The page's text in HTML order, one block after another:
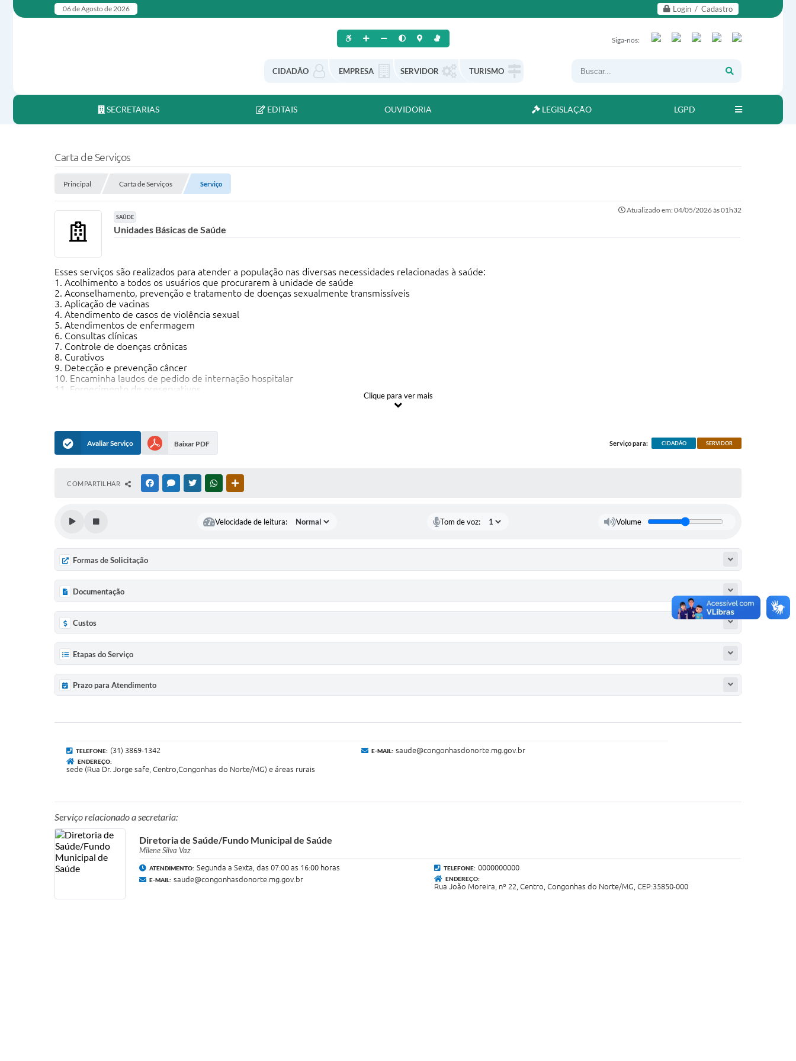
Login / Cadastro
06 de Agosto de 2026
CIDADÃO EMPRESA SERVIDOR TURISMO
Siga-nos:
SECRETARIAS EDITAIS OUVIDORIA LEGISLAÇÃO LGPD
Carta de Serviços
Principal Carta de Serviços Serviço
Atualizado em: 04/05/2026 às 01h32
SAÚDE
Unidades Básicas de Saúde
Esses serviços são realizados para atender a população nas diversas necessidades relacionadas à saúde:
1. Acolhimento a todos os usuários que procurarem à unidade de saúde
2. Aconselhamento, prevenção e tratamento de doenças sexualmente transmissíveis
3. Aplicação de vacinas
4. Atendimento de casos de violência sexual
5. Atendimentos de enfermagem
6. Consultas clínicas
7. Controle de doenças crônicas
8. Curativos
9. Detecção e prevenção câncer
10. Encaminha laudos de pedido de internação hospitalar
11. Fornecimento de preservativos
15. Tratamento de hanseníase
16. Tratamento de tuberculose
Clique para ver mais
Avaliar Serviço Baixar PDF Serviço para: CIDADÃO SERVIDOR
COMPARTILHAR FACEBOOKMESSENGER
TWITTERWHATSAPP
Velocidade de leitura: Tom de voz: Volume
Formas de Solicitação
Documentação
Custos
Etapas do Serviço
Prazo para Atendimento
TELEFONE: (31) 3869-1342 E-MAIL: saude@congonhasdonorte.mg.gov.br
ENDEREÇO:
sede (Rua Dr. Jorge safe, Centro,Congonhas do Norte/MG) e áreas rurais
Serviço relacionado a secretaria:
Diretoria de Saúde/Fundo Municipal de Saúde
Milene Silva Vaz
ATENDIMENTO: Segunda a Sexta, das 07:00 as 16:00 horas TELEFONE: 0000000000
E-MAIL: saude@congonhasdonorte.mg.gov.br ENDEREÇO:
Rua João Moreira, nº 22, Centro, Congonhas do Norte/MG, CEP:35850-000